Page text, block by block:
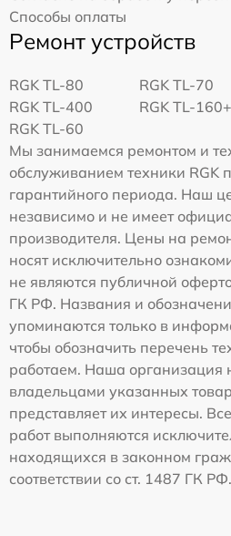
Способы оплаты
Ремонт устройств
RGK TL-80
RGK TL-70
RGK TL-400
RGK TL-160+
RGK TL-60
Мы занимаемся ремонтом и
обслуживанием техники RGK
гарантийного периода. Наш
независимо и не имеет
производителя. Цены на
носят исключительно
не являются публичной
ГК РФ. Названия и
упоминаются только в
чтобы обозначить перечень
работаем. Наша
владельцами указанных
представляет их интересы.
работ выполняются
находящихся в законном
соответствии со ст. 1487 ГК РФ.